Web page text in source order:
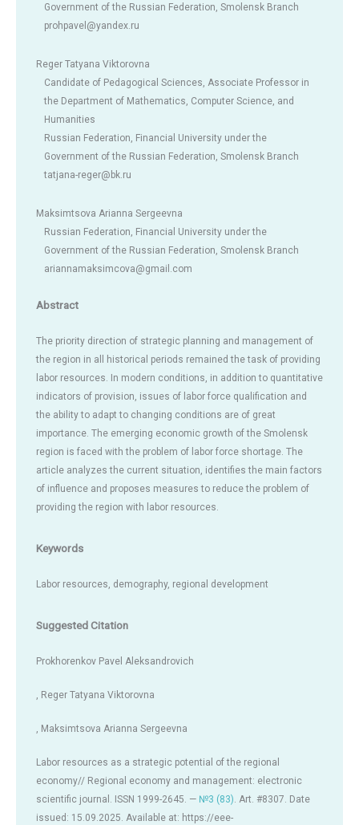
Government of the Russian Federation, Smolensk Branch
prohpavel@yandex.ru
Reger Tatyana Viktorovna
Candidate of Pedagogical Sciences, Associate Professor in
the Department of Mathematics, Computer Science, and
Humanities
Russian Federation, Financial University under the
Government of the Russian Federation, Smolensk Branch
tatjana-reger@bk.ru
Maksimtsova Arianna Sergeevna
Russian Federation, Financial University under the
Government of the Russian Federation, Smolensk Branch
ariannamaksimcova@gmail.com
Abstract
The priority direction of strategic planning and management of
the region in all historical periods remained the task of providing
labor resources. In modern conditions, in addition to quantitative
indicators of provision, issues of labor force qualification and
the ability to adapt to changing conditions are of great
importance. The emerging economic growth of the Smolensk
region is faced with the problem of labor force shortage. The
article analyzes the current situation, identifies the main factors
of influence and proposes measures to reduce the problem of
providing the region with labor resources.
Keywords
Labor resources, demography, regional development
Suggested Citation
Prokhorenkov Pavel Aleksandrovich
, Reger Tatyana Viktorovna
, Maksimtsova Arianna Sergeevna
Labor resources as a strategic potential of the regional
economy// Regional economy and management: electronic
scientific journal. ISSN 1999-2645. — №3 (83). Art. #8307. Date
issued: 15.09.2025. Available at: https://eee-